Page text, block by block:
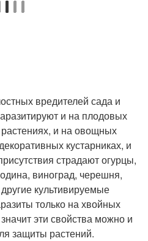
вредителей сада и
и на плодовых
и на овощных
кустарниках, и
страдают огурцы,
виноград, черешня,
культивируемые
только на хвойных
эти свойства можно и
защиты растений.